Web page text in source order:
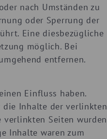
nach Umständen zu
oder Sperrung der
Eine diesbezügliche
möglich. Bei
entfernen.
Einfluss haben.
die Inhalte der verlinkten
Seiten wurden
Inhalte waren zum